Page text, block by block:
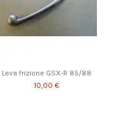
Leva frizione GSX-R 85/88
10,00 €